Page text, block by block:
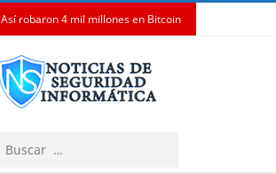
Así robaron 4 mil millones en Bitcoin